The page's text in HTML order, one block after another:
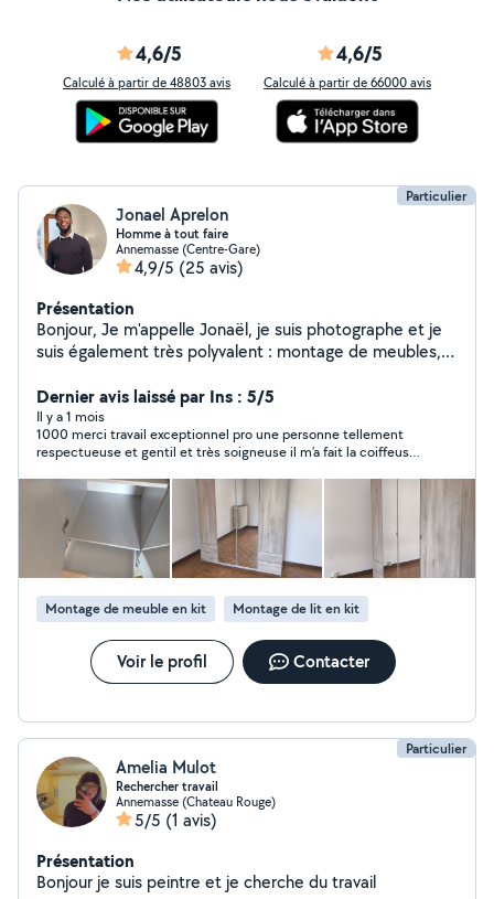
4,6/5
Calculé à partir de 48803 avis
4,6/5
Calculé à partir de 66000 avis
Particulier
Jonael Aprelon
Homme à tout faire
Annemasse (Centre-Gare)
4,9/5 (25 avis)
Présentation
Bonjour, Je m'appelle Jonaël, je suis photographe et je
suis également très polyvalent : montage de meubles,
(voiture, canapé, tapis). C'est avec plaisir que je viendrai
effectuer les services dont vous avez besoin. Je suis
disponible, sérieux et précis. À très vite !!!
Dernier avis laissé par Ins : 5/5
Il y a 1 mois
1000 merci travail exceptionnel pro une personne tellement
respectueuse et gentil et très soigneuse il m’a fait la coiffeuse
Montage de meuble en kit Montage de lit en kit
Voir le profil Contacter
Particulier
Amelia Mulot
Rechercher travail
Annemasse (Chateau Rouge)
5/5 (1 avis)
Présentation
Bonjour je suis peintre et je cherche du travail